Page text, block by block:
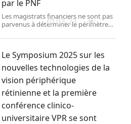
par le PNF
Les magistrats financiers ne sont pas
parvenus à déterminer le périmètre
président de la République, en raison
parcellaire » de la Russie.
03-23
Le Symposium 2025 sur les
nouvelles technologies de la
vision périphérique
rétinienne et la première
conférence clinico-
universitaire VPR se sont